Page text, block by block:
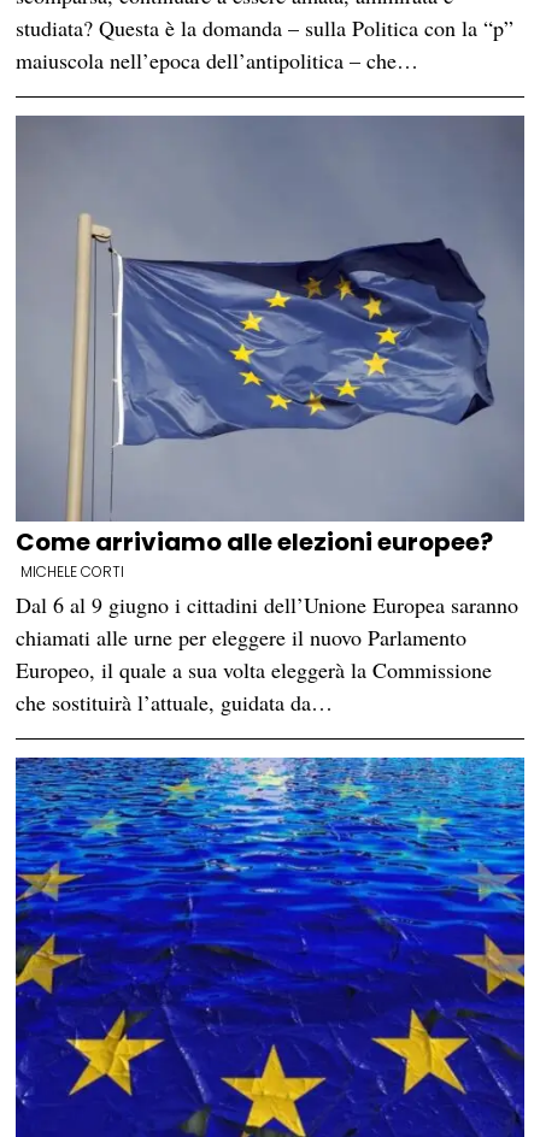
studiata? Questa è la domanda – sulla Politica con la “p”
maiuscola nell’epoca dell’antipolitica – che…
Come arriviamo alle elezioni europee?
MICHELE CORTI
Dal 6 al 9 giugno i cittadini dell’Unione Europea saranno
chiamati alle urne per eleggere il nuovo Parlamento
Europeo, il quale a sua volta eleggerà la Commissione
che sostituirà l’attuale, guidata da…